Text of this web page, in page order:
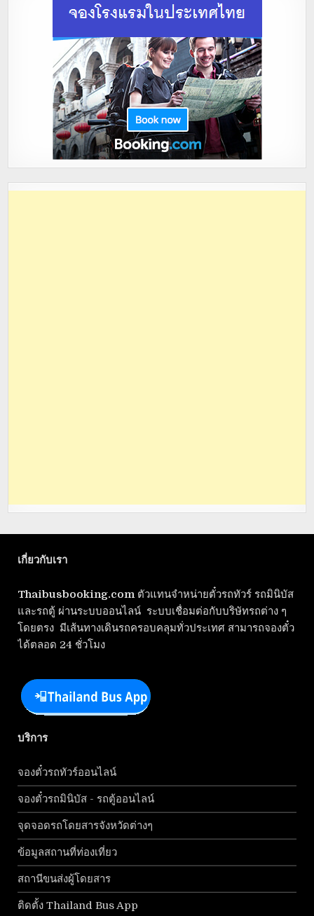
เกี่ยวกับเรา
Thaibusbooking.com ตัวแทนจำหน่ายตั๋วรถทัวร์ รถมินิบัส
และรถตู้ ผ่านระบบออนไลน์ ระบบเชื่อมต่อกับบริษัทรถต่าง ๆ
โดยตรง มีเส้นทางเดินรถครอบคลุมทั่วประเทศ สามารถจองตั๋ว
ได้ตลอด 24 ชั่วโมง
บริการ
จองตั๋วรถทัวร์ออนไลน์
จองตั๋วรถมินิบัส - รถตู้ออนไลน์
จุดจอดรถโดยสารจังหวัดต่างๆ
ข้อมูลสถานที่ท่องเที่ยว
สถานีขนส่งผู้โดยสาร
ติดตั้ง Thailand Bus App